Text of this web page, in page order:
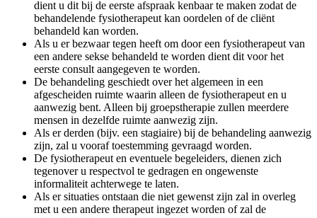
dient u dit bij de eerste afspraak kenbaar te maken zodat de
behandelende fysiotherapeut kan oordelen of de cliënt
behandeld kan worden.
Als u er bezwaar tegen heeft om door een fysiotherapeut van
een andere sekse behandeld te worden dient dit voor het
eerste consult aangegeven te worden.
De behandeling geschiedt over het algemeen in een
afgescheiden ruimte waarin alleen de fysiotherapeut en u
aanwezig bent. Alleen bij groepstherapie zullen meerdere
mensen in dezelfde ruimte aanwezig zijn.
Als er derden (bijv. een stagiaire) bij de behandeling aanwezig
zijn, zal u vooraf toestemming gevraagd worden.
De fysiotherapeut en eventuele begeleiders, dienen zich
tegenover u respectvol te gedragen en ongewenste
informaliteit achterwege te laten.
Als er situaties ontstaan die niet gewenst zijn zal in overleg
met u een andere therapeut ingezet worden of zal de